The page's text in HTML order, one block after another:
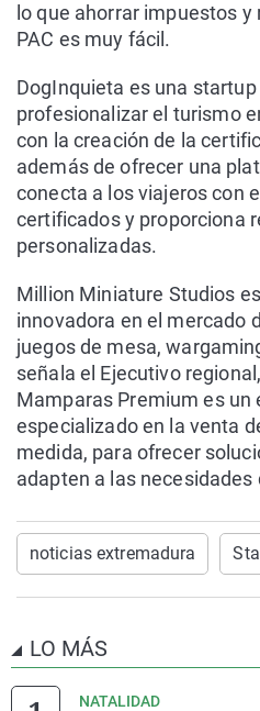
lo que ahorrar impuestos y
PAC es muy fácil.
DogInquieta es una
profesionalizar el turismo
con la creación de la
además de ofrecer una
conecta a los viajeros con
certificados y proporciona
personalizadas.
Million Miniature Studios
innovadora en el mercado
juegos de mesa,
señala el Ejecutivo
Mamparas Premium es un
especializado en la venta
medida, para ofrecer
adapten a las necesidades
noticias extremadura
LO MÁS
NATALIDAD